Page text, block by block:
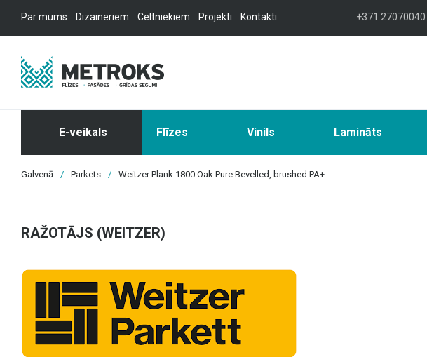
Par mums Dizaineriem Celtniekiem Projekti Kontakti +371 27070040
E-veikals Flīzes Vinils Lamināts
Galvenā / Parkets / Weitzer Plank 1800 Oak Pure Bevelled, brushed PA+
RAŽOTĀJS (WEITZER)